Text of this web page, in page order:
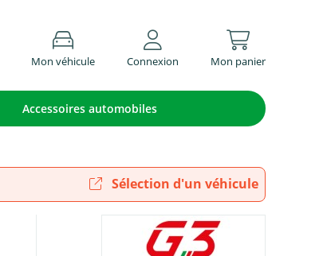
Mon véhicule Connexion Mon panier
Accessoires automobiles
Sélection d'un véhicule